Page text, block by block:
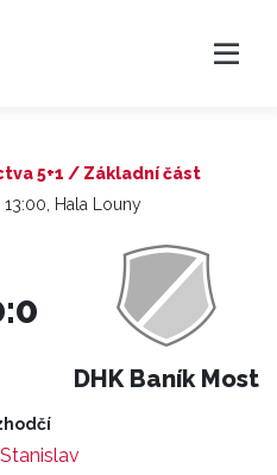
5+1 / Základní část
13:00, Hala Louny
DHK Baník Most